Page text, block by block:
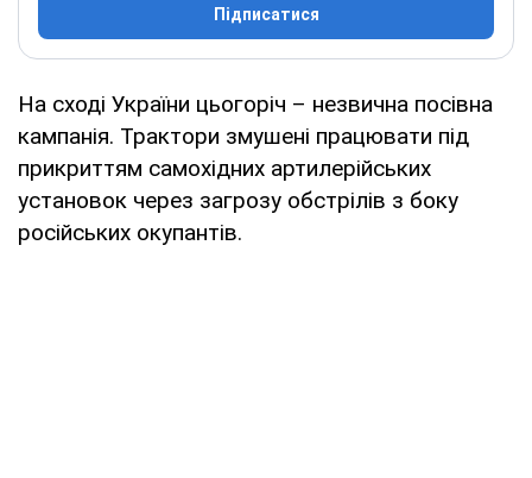
Підписатися
На сході України цьогоріч – незвична посівна
кампанія. Трактори змушені працювати під
прикриттям самохідних артилерійських
установок через загрозу обстрілів з боку
російських окупантів.